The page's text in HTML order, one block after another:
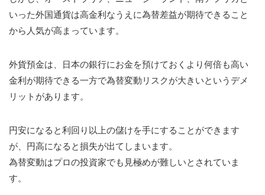
いった外国通貨は高金利なうえに為替差益が期待できること
から人気が高まっています。
外貨預金は、日本の銀行にお金を預けておくより何倍も高い
金利が期待できる一方で為替変動リスクが大きいというデメ
リットがあります。
円安になると利回り以上の儲けを手にすることができます
が、円高になると損失が出てしまいます。
為替変動はプロの投資家でも見極めが難しいとされていま
す。